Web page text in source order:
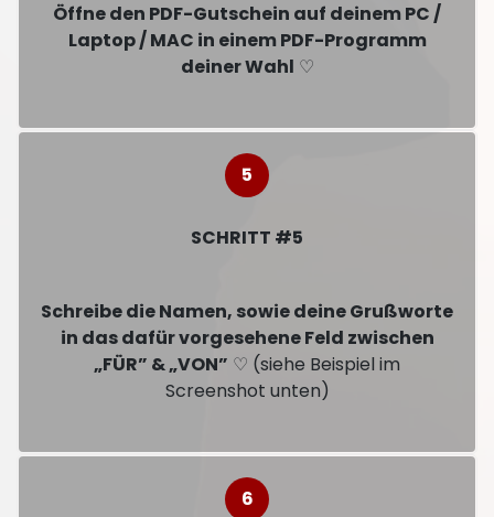
Öffne den PDF-Gutschein auf deinem PC /
Laptop / MAC in einem PDF-Programm
deiner Wahl ♡
SCHRITT #5
Schreibe die Namen, sowie deine Grußworte
in das dafür vorgesehene Feld zwischen
„FÜR” & „VON” ♡ (siehe Beispiel im
Screenshot unten)